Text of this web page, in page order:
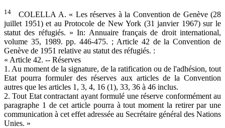
14
COLELLA A. « Les réserves à la Convention de Genève (28
juillet 1951) et au Protocole de New York (31 janvier 1967) sur le
statut des réfugiés. » In: Annuaire français de droit international,
volume 35, 1989. pp. 446-475. ; Article 42 de la Convention de
Genève de 1951 relative au statut des réfugiés. :
« Article 42. -- Réserves
1. Au moment de la signature, de la ratification ou de l'adhésion, tout
Etat pourra formuler des réserves aux articles de la Convention
autres que les articles 1, 3, 4, 16 (1), 33, 36 à 46 inclus.
2. Tout Etat contractant ayant formulé une réserve conformément au
paragraphe 1 de cet article pourra à tout moment la retirer par une
communication à cet effet adressée au Secrétaire général des Nations
Unies. »